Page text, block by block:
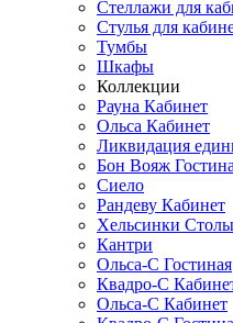
Стеллажи для
Стулья для
Тумбы
Шкафы
Коллекции
Рауна Кабинет
Ольса Кабинет
Ликвидация
Бон Вояж
Сиело
Рандеву Кабинет
Хельсинки
Кантри
Ольса-С Гостиная
Квадро-С
Ольса-С Кабинет